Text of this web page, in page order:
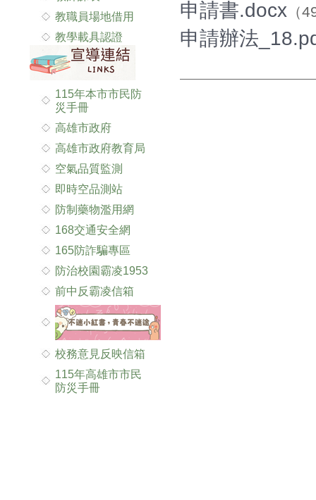
教職員場地借用
教學載具認證
115年本市市民防
災手冊
高雄市政府
高雄市政府教育局
空氣品質監測
即時空品測站
防制藥物濫用網
168交通安全網
165防詐騙專區
防治校園霸凌1953
前中反霸凌信箱
校務意見反映信箱
115年高雄市市民
防災手冊
申請書.docx （
申請辦法